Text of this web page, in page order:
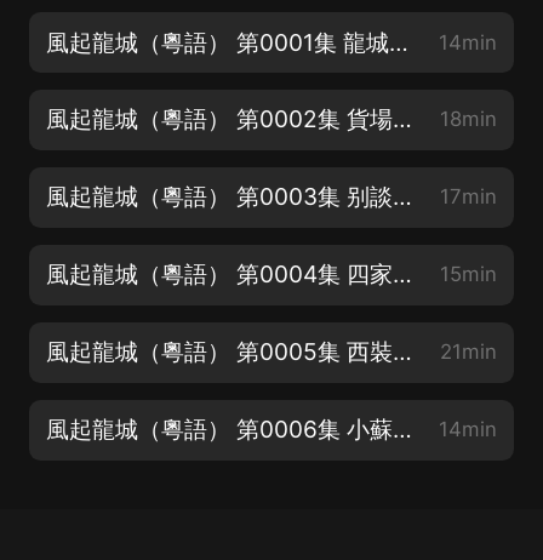
風起龍城（粵語） 第0001集 龍城蘇家（記得訂閱，求五星評價、轉發） 14min
風起龍城（粵語） 第0002集 貨場衝突（記得訂閱，求五星評價、轉發） 18min
風起龍城（粵語） 第0003集 别談感情（記得訂閱，求五星評價、轉發） 17min
風起龍城（粵語） 第0004集 四家會談（記得訂閱，求五星評價、轉發） 15min
風起龍城（粵語） 第0005集 西裝暴徒（記得訂閱，求五星評價、轉發） 21min
風起龍城（粵語） 第0006集 小蘇，你奪筍啊 14min